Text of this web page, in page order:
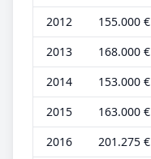
2012
155.000 €
2013
168.000 €
2014
153.000 €
2015
163.000 €
2016
201.275 €